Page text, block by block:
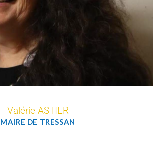
Valérie ASTIER
MAIRE DE TRESSAN